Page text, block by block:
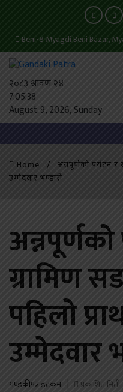
Beni-8 Myagdi Beni Bazar,
२०८३ श्रावण २४
7:05:38
August 9, 2026, Sunday
Home
अन्नपूर्णको पर्यटन र
उम्मेदवार भण्डारी
ग्रामिण
पहिलो
उम्मेदवार
गण्डकीपत्र डटकम प्रकाशित